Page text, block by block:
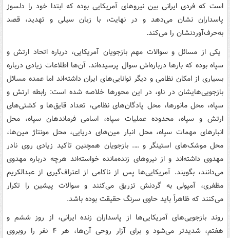
است که فردی ایرانی بین نیروهای آمریکایی بوده که ابتدا خود را دلسوز
پاسداران نشان می‌دهد و در نهایت، با زبان سیلی و تهدید، قصد
به‌حرف‌آوردنشان را می‌کند.
یکی از مسائل و سوالات مهم بازجویان آمریکایی، درباره اتحاد ارتش و
سپاه بوده که بارها درباره‌اش سوال پرسیده‌اند. آن‌ها اطلاعات زیادی درباره
بسیاری از امکان نظامی و دیگر توانایی‌های ایران داشته‌اند اما عمده مسائل
بازجویی‌هایشان در ناو، در این محورها خلاصه شده است: رابطه ارتش و
سپاه، محل مانورها، محل پادگان‌های نظامی، تعداد قایق‌ها و کشتی‌های
ارتش و سپاه، محدوده عملیات سپاه، اسامی فرماندهان سپاه، محل
انبارهای مهمات سپاه، محل انبار مین‌های دریایی، محل مونتاژ مین‌ها،
محل موشک‌های استینگر و …. بازجویان همچنین تاکید زیادی روی نادر
مهدوی داشته‌اند و از نیروهای زنده‌مانده خواسته‌اند هرچه درباره مهدوی
می‌دانند، بگویند. آمریکایی‌ها پس از ناکامی از اعتراف‌گیری از عبدالکریم
مظفری، آمپولی به گردنش تزریق می‌کنند و سوالات پیشین را تکرار
می‌کنند که ظاهراً باید حاوی سرنگ حقیقت بوده باشد.
روند بازجویی‌های آمریکایی‌ها از پاسداران زنده ایرانی، از روز ششم و
هفتم، شدیدتر می‌شود و برای آزار روحی آن‌ها، هر ۴ نفر را روبروی